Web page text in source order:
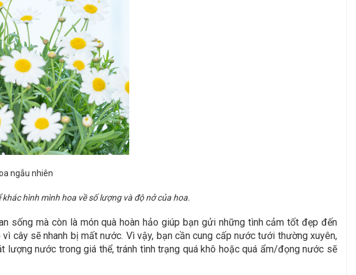
ngẫu nhiên
hình mình hoa về số lượng và độ nở của hoa.
sống mà còn là món quà hoàn hảo giúp bạn gửi những tình cảm tốt đẹp đến
cây sẽ nhanh bị mất nước. Vì vậy, bạn cần cung cấp nước tưới thường xuyên,
nước trong giá thể, tránh tình trạng quá khô hoặc quá ẩm/đọng nước sẽ